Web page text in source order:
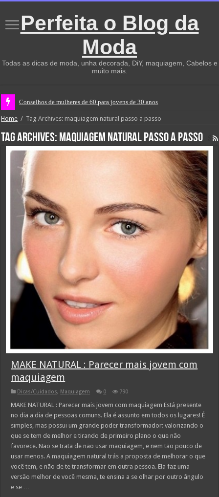
Perfeita o Blog da
Moda
Todas as dicas de moda, unha decorada, DiY, maquiagem, Cabelos e
muito mais.
Conselhos de mulheres de 60 para jovens de 30 anos
Home / Tag Archives: maquiagem natural passo a passo
Tag Archives: maquiagem natural passo a passo
MAKE NATURAL : Parecer mais jovem com
maquiagem
Dicas/Cuidados, Maquiagem 0 790
MAKE NATURAL : Parecer mais jovem com maquiagem Está presente
no dia a dia de pessoas comuns. Ela é assunto em todos os lugares! É
simples, mas possui um grande poder transformador: valorizando o
que se tem de melhor e tirando de primeiro plano o que não
favorece. Não se trata de não usar maquiagem, e nem tão pouco de
usar menos. A maquiagem natural trás a proposta de melhorar o que
você tem, e não de te transformar em outra pessoa. Ela faz uma
versão melhor de você mesma, te ensina a se olhar por outro ângulo
e se …